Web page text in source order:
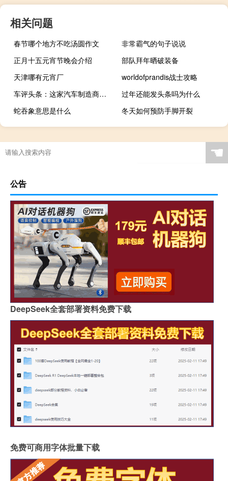
相关问题
春节哪个地方不吃汤圆作文
非常霸气的句子说说
正月十五元宵节晚会介绍
部队拜年晒破装备
天津哪有元宵厂
worldofprandis战士攻略
车评头条：这家汽车制造商透露了带有混合动力总成的第四代斯柯达明锐
过年还能发头条吗为什么
蛇吞象意思是什么
冬天如何预防手脚开裂
☚
公告
DeepSeek全套部署资料免费下载
免费可商用字体批量下载